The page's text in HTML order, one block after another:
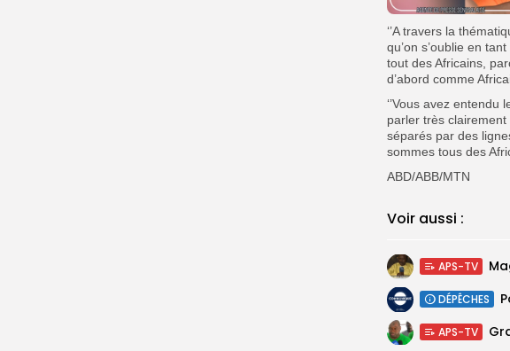
‘’A travers la
qu’on s’oublie en
tout des Africains,
d’abord comme
‘’Vous avez
parler très
séparés par des
sommes tous des
ABD/ABB/MTN
Voir aussi :
APS-TV
DÉPÊCHES
APS-TV